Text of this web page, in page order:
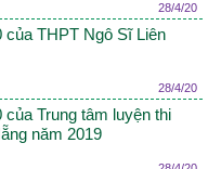
28/4/20
THPT Ngô Sĩ Liên
28/4/20
Trung tâm luyện thi
năm 2019